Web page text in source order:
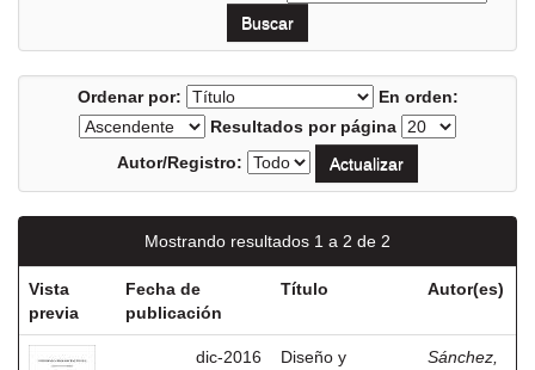
Ordenar por:
En orden:
Resultados por página
Autor/Registro:
Mostrando resultados 1 a 2 de 2
Vista
previa
Fecha de
publicación
Título Autor(es)
dic-2016
Diseño y
Sánchez,